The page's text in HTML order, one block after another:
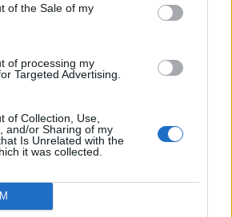
of the Sale of my
of processing my
Targeted Advertising.
of Collection, Use,
and/or Sharing of my
Is Unrelated with the
it was collected.
διαμορφώνεται το
στην εποχή του AI
το